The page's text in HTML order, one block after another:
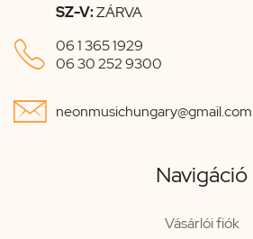
SZ-V:ZÁRVA
 06 1 365 1929
06 30 252 9300
 neonmusichungary@gmail.com
Navigáció
Vásárlói fiók